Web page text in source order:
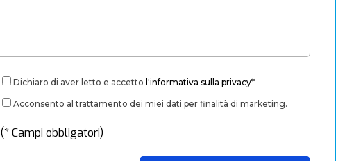
Dichiaro di aver letto e accetto l'informativa sulla privacy*
Acconsento al trattamento dei miei dati per finalità di marketing.
(* Campi obbligatori)